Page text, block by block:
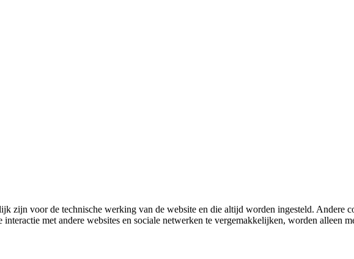
zijn voor de technische werking van de website en die altijd worden ingesteld. Andere
met andere websites en sociale netwerken te vergemakkelijken, worden alleen